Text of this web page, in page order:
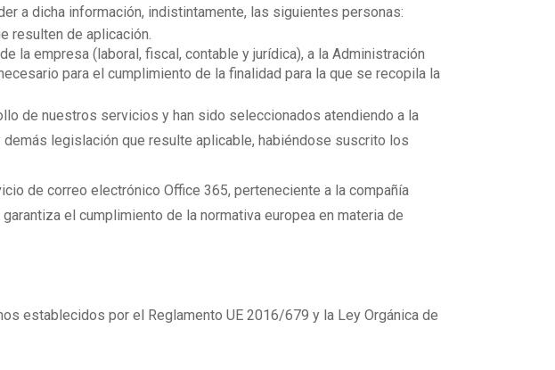
a dicha información, indistintamente, las siguientes personas:
resulten de aplicación.
la empresa (laboral, fiscal, contable y jurídica), a la Administración
para el cumplimiento de la finalidad para la que se recopila la
de nuestros servicios y han sido seleccionados atendiendo a la
legislación que resulte aplicable, habiéndose suscrito los
de correo electrónico Office 365, perteneciente a la compañía
el cumplimiento de la normativa europea en materia de
establecidos por el Reglamento UE 2016/679 y la Ley Orgánica de